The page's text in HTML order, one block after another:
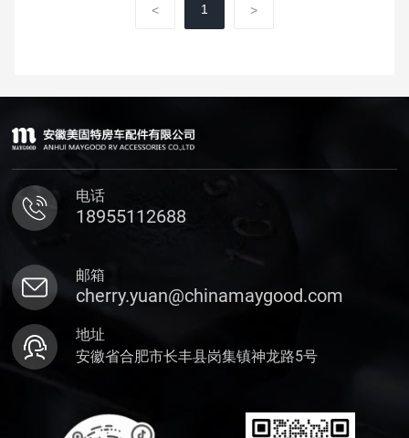
< 1 >
电话
18955112688
邮箱
cherry.yuan@chinamaygood.com
地址
安徽省合肥市长丰县岗集镇神龙路5号